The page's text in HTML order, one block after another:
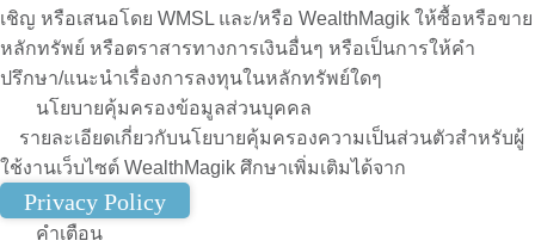
เชิญ หรือเสนอโดย WMSL และ/หรือ WealthMagik ให้ซื้อหรือขาย
หลักทรัพย์ หรือตราสารทางการเงินอื่นๆ หรือเป็นการให้คำ
ปรึกษา/แนะนำเรื่องการลงทุนในหลักทรัพย์ใดๆ
นโยบายคุ้มครองข้อมูลส่วนบุคคล
รายละเอียดเกี่ยวกับนโยบายคุ้มครองความเป็นส่วนตัวสำหรับผู้
ใช้งานเว็บไซต์ WealthMagik ศึกษาเพิ่มเติมได้จาก
คำเตือน